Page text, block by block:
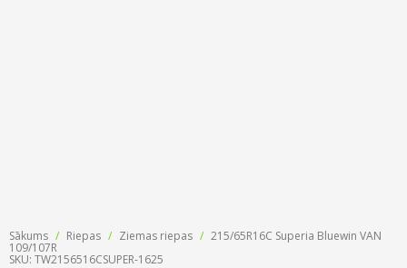
Riepu piegāde
Sākums / Riepas / Ziemas riepas / 215/65R16C Superia Bluewin VAN
109/107R
SKU: TW2156516CSUPER-1625